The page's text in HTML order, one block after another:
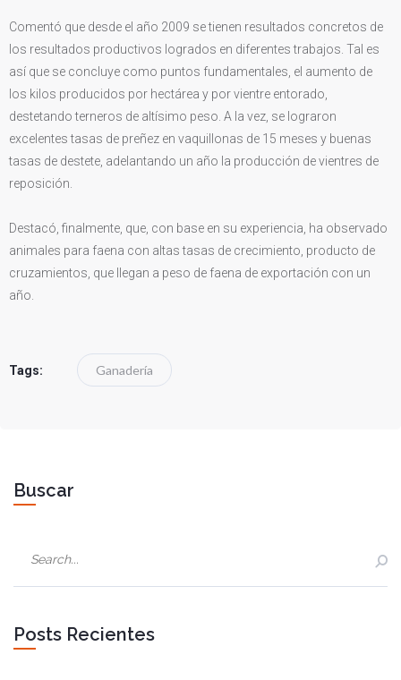
Comentó que desde el año 2009 se tienen resultados concretos de
los resultados productivos logrados en diferentes trabajos. Tal es
así que se concluye como puntos fundamentales, el aumento de
los kilos producidos por hectárea y por vientre entorado,
destetando terneros de altísimo peso. A la vez, se lograron
excelentes tasas de preñez en vaquillonas de 15 meses y buenas
tasas de destete, adelantando un año la producción de vientres de
reposición.
Destacó, finalmente, que, con base en su experiencia, ha observado
animales para faena con altas tasas de crecimiento, producto de
cruzamientos, que llegan a peso de faena de exportación con un
año.
Tags: Ganadería
Buscar
Posts Recientes